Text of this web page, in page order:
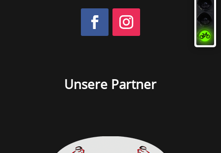
Unsere Partner